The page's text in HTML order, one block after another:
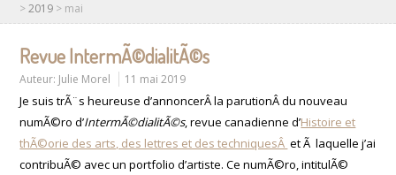
>2019 > mai
Revue IntermÃ©dialitÃ©s
Auteur: Julie Morel 11 mai 2019
Je suis trÃ¨s heureuse d’annoncerÂ la parutionÂ du nouveau
numÃ©ro d’IntermÃ©dialitÃ©s, revue canadienne d’Histoire et
thÃ©orie des arts, des lettres et des techniquesÂ et Ã laquelle j’ai
contribuÃ© avec un portfolio d’artiste. Ce numÃ©ro, intitulÃ©